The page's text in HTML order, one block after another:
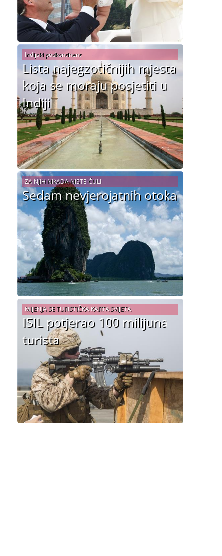
Lista najegzotičnijih mjesta
koja se moraju posjetiti u
Indiji
Indijski podkontinent
Sedam nevjerojatnih otoka
ZA NJIH NIKADA NISTE ČULI
ISIL potjerao 100 milijuna
turista
MIJENJA SE TURISTIČKA KARTA SVIJETA